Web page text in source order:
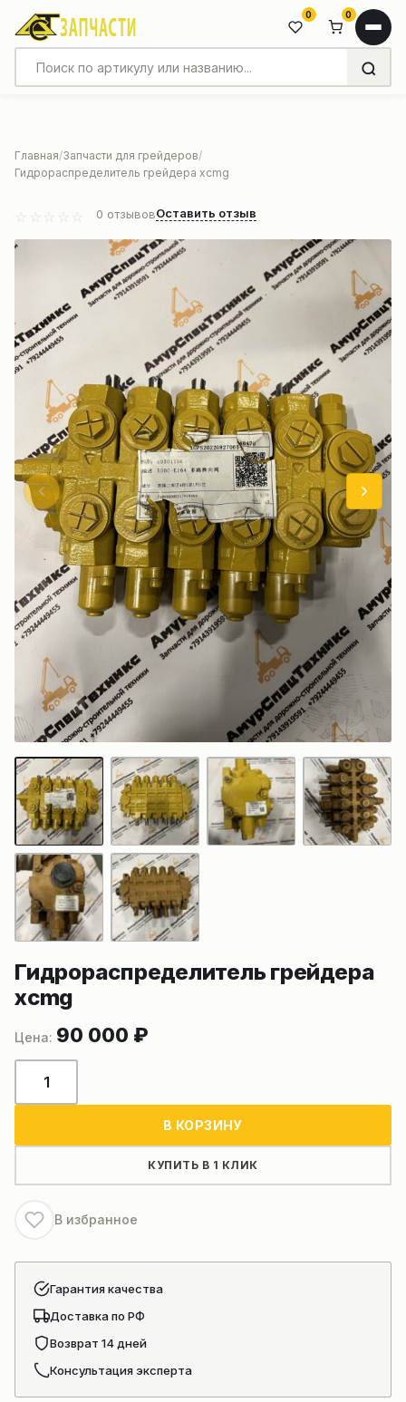
0 0
Главная Запчасти для грейдеров
Гидрораспределитель грейдера xcmg
0 отзывовОставить отзыв
Гидрораспределитель грейдера
xcmg
90 000 ₽
товара
В КОРЗИНУ
КУПИТЬ В 1 КЛИК
В избранное
Гарантия качества
Доставка по РФ
Возврат 14 дней
Консультация эксперта